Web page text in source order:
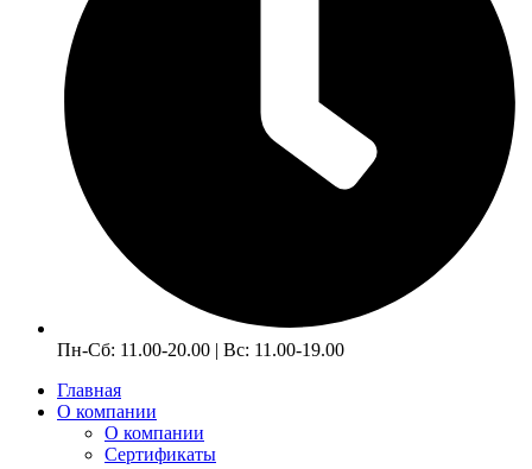
Пн-Сб: 11.00-20.00 | Вс: 11.00-19.00
Главная
О компании
О компании
Сертификаты